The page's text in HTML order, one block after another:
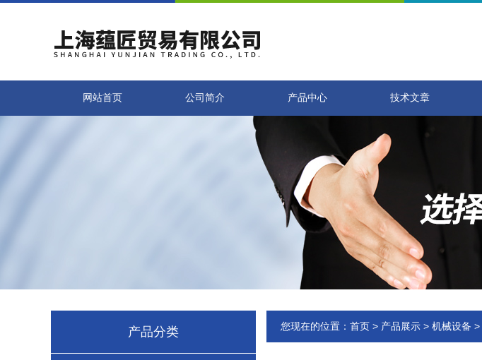
网站首页 公司简介 产品中心 技术文章
产品分类 您现在的位置： 首页 > 产品展示 > 机械设备 >